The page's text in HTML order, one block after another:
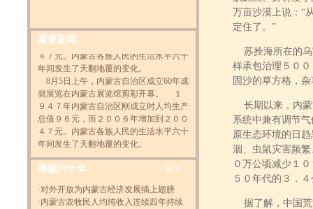
重要新闻
９４７年内蒙古自治区刚成立时人均生产
总值９６元，而２００６年增加到２００
４７元。内蒙古各族人民的生活水平六十
年间发生了天翻地覆的变化。
8月5日上午，内蒙古自治区成立60年成
就展览在内蒙古展览馆剪彩开幕。
１
９４７年内蒙古自治区刚成立时人均生产
总值９６元，而２００６年增加到２００
４７元。内蒙古各族人民的生活水平六十
年间发生了天翻地覆的变化。
跨越六十年 更多...
·对外开放为内蒙古经济发展插上翅膀
·内蒙古农牧民人均纯收入连续四年持续
万亩沙漠上说：“
定住了。”
苏拴海所在的乌
样承包治理５０
固沙的草方格，
长期以来，内蒙
系统中兼有调节
原生态环境的日
涸、虫鼠灾害频
０万公顷减少１
５０年代的３．
据了解，中国荒